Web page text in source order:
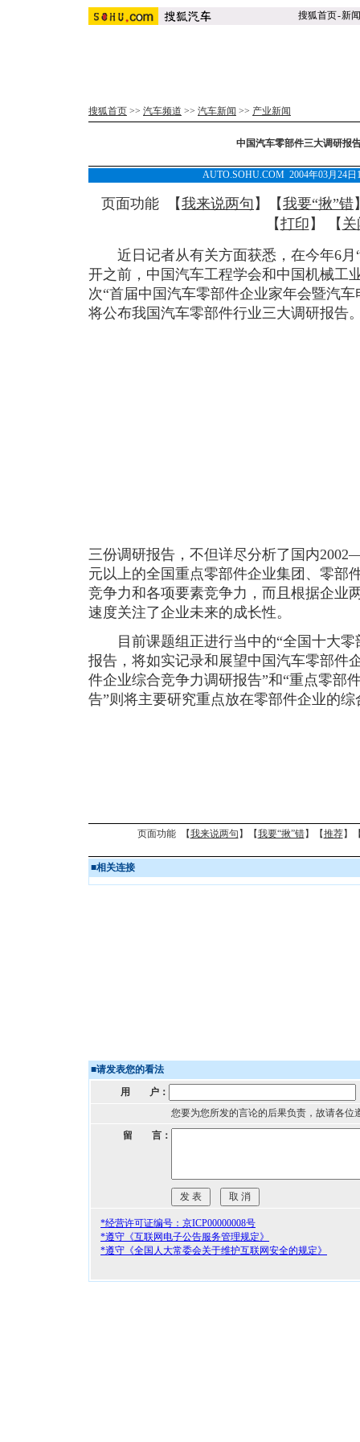
搜狐首页-新闻
搜狐首页 >> 汽车频道 >> 汽车新闻 >> 产业新闻
中国汽车零部件三大调研报
AUTO.SOHU.COM 2004年03月24
页面功能 【我来说两句 】【我要“揪”错
【打印 】 【 关
近日记者从有关方面获悉，在今年6月
开之前，中国汽车工程学会和中国机械工
次“首届中国汽车零部件企业家年会暨汽
将公布我国汽车零部件行业三大调研报告
三份调研报告，不但详尽分析了国内
元以上的全国重点零部件企业集团、零部
竞争力和各项要素竞争力，而且根据企业
速度关注了企业未来的成长性。
目前课题组正进行当中的“全国十大零
报告，将如实记录和展望中国汽车零部件
件企业综合竞争力调研报告”和“重点零部
告”则将主要研究重点放在零部件企业的
页面功能 【我来说两句 】【我要“揪”错】【推荐】
■相关连接
■请发表您的看法
用 户：
您要为您所发的言论的后果负责，故请各位
留 言：
*经营许可证编号：京ICP00000008号
*遵守《互联网电子公告服务管理规定》
*遵守《全国人大常委会关于维护互联网安全的规定》